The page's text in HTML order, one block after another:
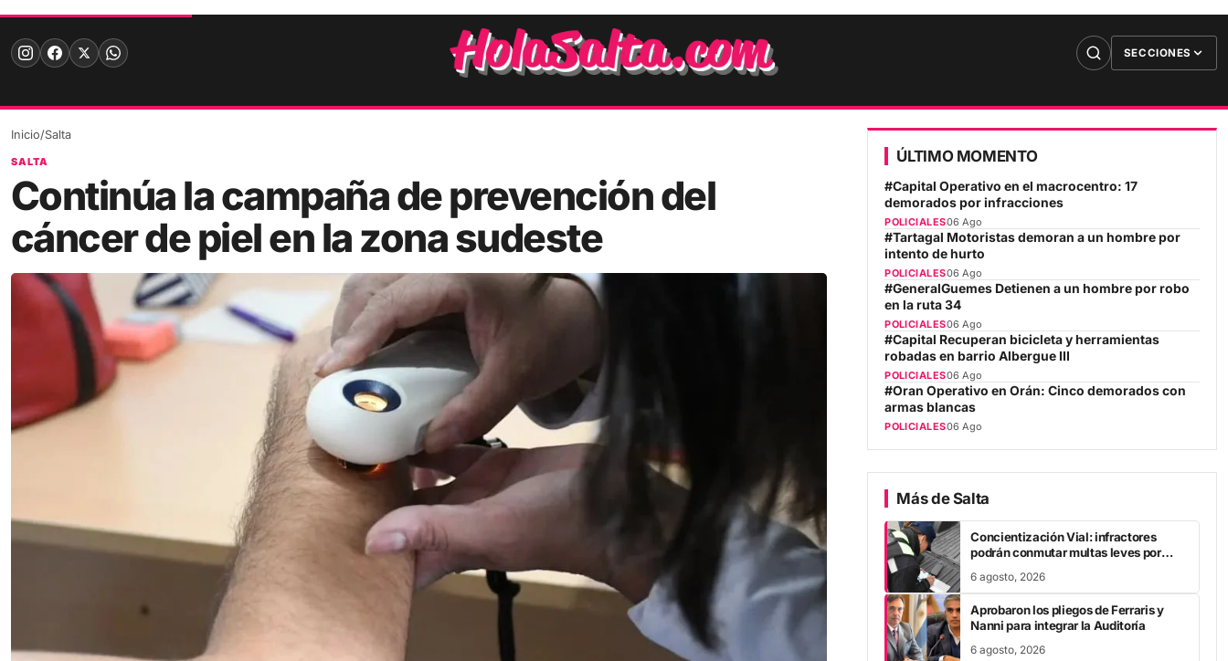
content
SECCIONES
Inicio/Salta
SALTA
Continúa la campaña de prevención del
cáncer de piel en la zona sudeste
ÚLTIMO MOMENTO
#Capital Operativo en el macrocentro: 17
demorados por infracciones
POLICIALES06 Ago
#Tartagal Motoristas demoran a un hombre por
intento de hurto
POLICIALES06 Ago
#GeneralGuemes Detienen a un hombre por robo
en la ruta 34
POLICIALES06 Ago
#Capital Recuperan bicicleta y herramientas
robadas en barrio Albergue III
POLICIALES06 Ago
#Oran Operativo en Orán: Cinco demorados con
armas blancas
POLICIALES06 Ago
Más de Salta
Concientización Vial: infractores
podrán conmutar multas leves por
6 agosto, 2026
Aprobaron los pliegos de Ferraris y
Nanni para integrar la Auditoría
6 agosto, 2026